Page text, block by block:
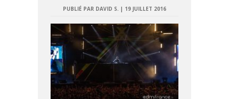
PUBLIÉ PAR DAVID S. | 19 JUILLET 2016